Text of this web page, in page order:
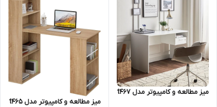
میز مطالعه و کامپیوتر مدل t46۷
میز مطالعه و کامپیوتر مدل t46۵